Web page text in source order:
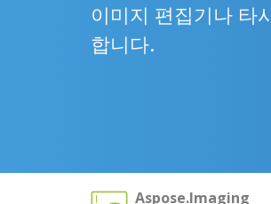
이미지 편집기나 타
합니다.
Aspose.Imaging